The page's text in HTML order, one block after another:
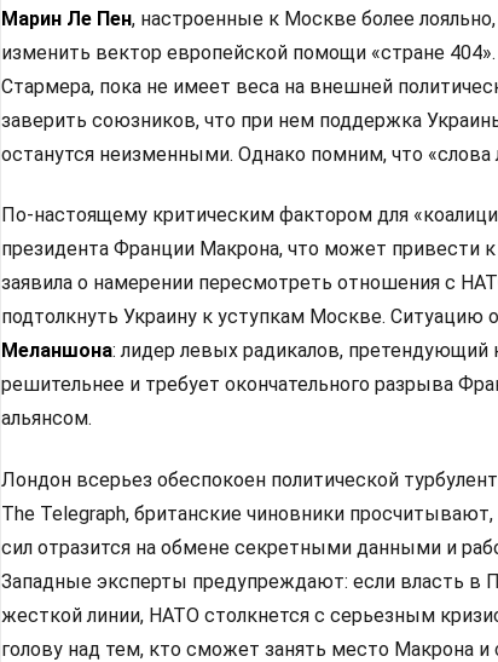
Марин Ле Пен, настроенные к Москве более
изменить вектор европейской помощи «стране 404».
Стармера, пока не имеет веса на внешней
заверить союзников, что при нем поддержка
останутся неизменными. Однако помним, что «слова
По-настоящему критическим фактором для
президента Франции Макрона, что может привести
заявила о намерении пересмотреть отношения с
подтолкнуть Украину к уступкам Москве. Ситуацию
Меланшона: лидер левых радикалов, претендующий
решительнее и требует окончательного разрыва
альянсом.
Лондон всерьез обеспокоен политической
The Telegraph, британские чиновники
сил отразится на обмене секретными данными и
Западные эксперты предупреждают: если власть в
жесткой линии, НАТО столкнется с серьезным
голову над тем, кто сможет занять место Макрона